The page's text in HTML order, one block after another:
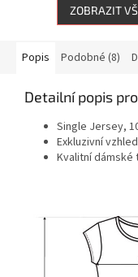
ZOBRAZIT
Popis Podobné (8)
Detailní popis
Single Jersey,
Exkluzivní
Kvalitní